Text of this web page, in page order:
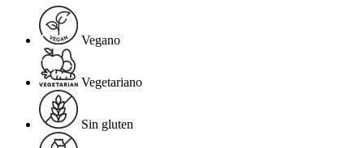
Vegano
Vegetariano
Sin gluten